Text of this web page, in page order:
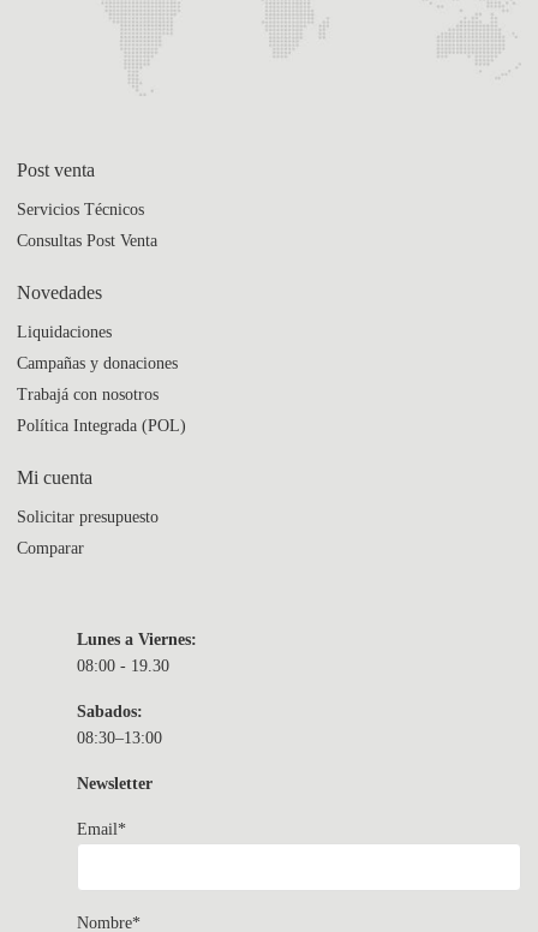
Post venta
Servicios Técnicos
Consultas Post Venta
Novedades
Liquidaciones
Campañas y donaciones
Trabajá con nosotros
Política Integrada (POL)
Mi cuenta
Solicitar presupuesto
Comparar
Lunes a Viernes:
08:00 - 19.30
Sabados:
08:30–13:00
Newsletter
Email*
Nombre*